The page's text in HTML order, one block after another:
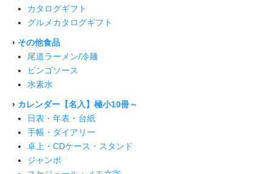
カタログギフト
グルメカタログギフト
› その他食品
尾道ラーメン/冷麺
ビンゴソース
水素水
› カレンダー【名入】極小10冊～
日表・年表・台紙
手帳・ダイアリー
卓上・CDケース・スタンド
ジャンボ